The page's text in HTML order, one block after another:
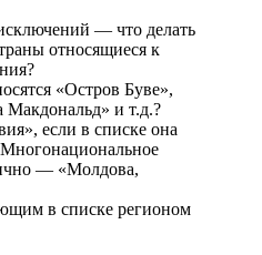
— что делать
относящиеся к
«Остров Буве»,
Макдональд» и т.д.?
если в списке она
— «Молдова,
в списке регионом